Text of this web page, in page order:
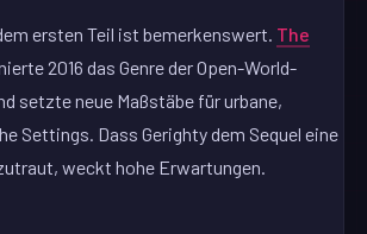
ersten Teil ist bemerkenswert. The
2016 das Genre der Open-World-
setzte neue Maßstäbe für urbane,
Settings. Dass Gerighty dem Sequel eine
weckt hohe Erwartungen.